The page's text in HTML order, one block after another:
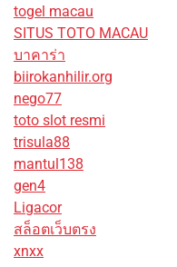
togel macau
SITUS TOTO MACAU
บาคาร่า
biirokanhilir.org
nego77
toto slot resmi
trisula88
mantul138
gen4
Ligacor
สล็อตเว็บตรง
xnxx